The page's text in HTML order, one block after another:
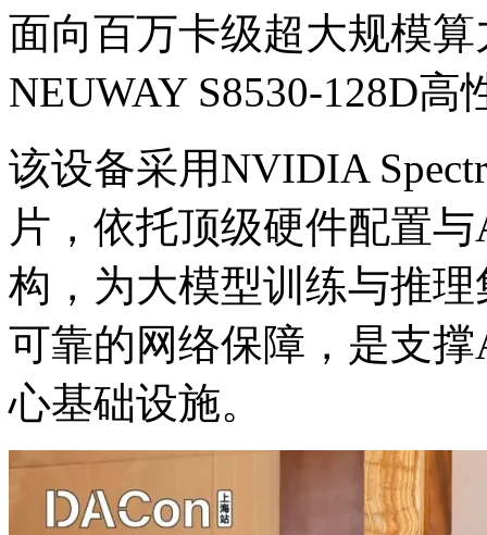
面向百万卡级超大规模
NEUWAY S8530-128D
该设备采用NVIDIA
片，依托顶级硬件配
构，为大模型训练与推理
可靠的网络保障，是
心基础设施。